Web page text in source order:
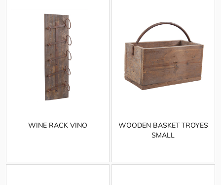
WINE RACK VINO
WOODEN BASKET TROYES
SMALL